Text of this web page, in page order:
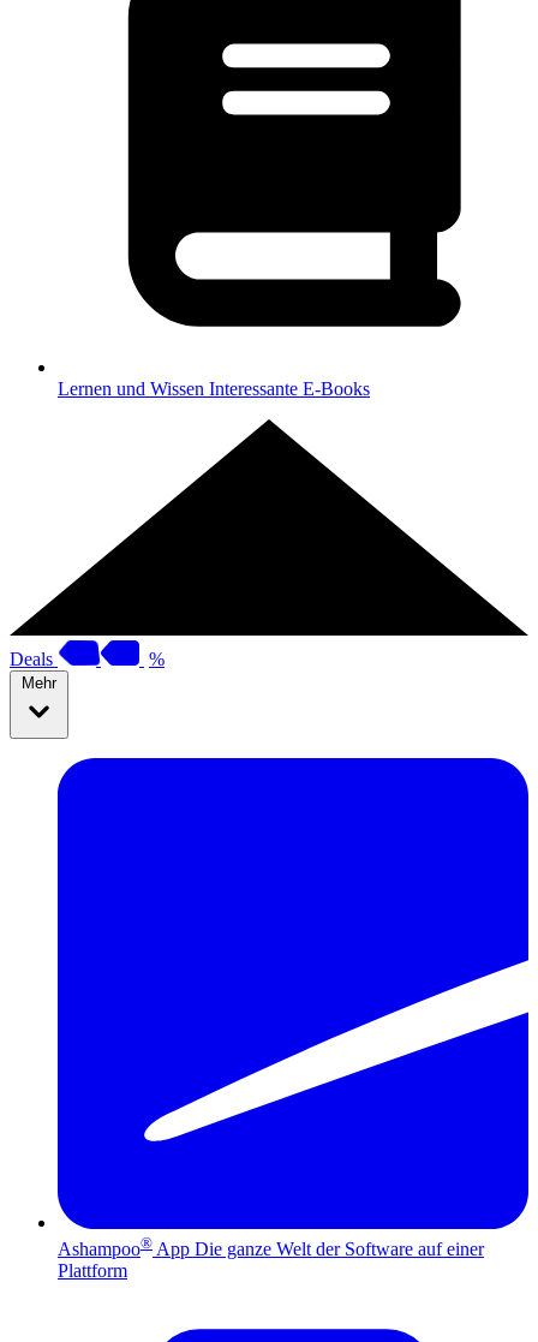
Lernen und Wissen Interessante E-Books
Deals %
Mehr
Ashampoo® App Die ganze Welt der Software auf einer
Plattform